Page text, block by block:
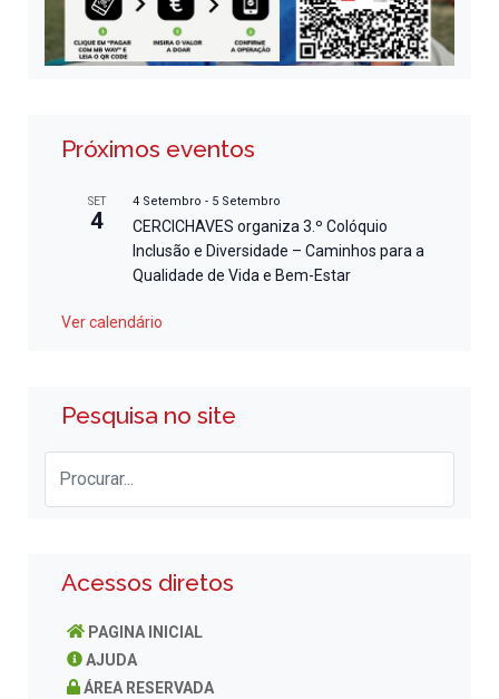
Próximos eventos
SET
4
4 Setembro - 5 Setembro
CERCICHAVES organiza 3.º Colóquio
Inclusão e Diversidade – Caminhos para a
Qualidade de Vida e Bem-Estar
Ver calendário
Pesquisa no site
Acessos diretos
PAGINA INICIAL
AJUDA
ÁREA RESERVADA